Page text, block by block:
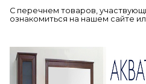
С перечнем товаров,
ознакомиться на нашем сайте